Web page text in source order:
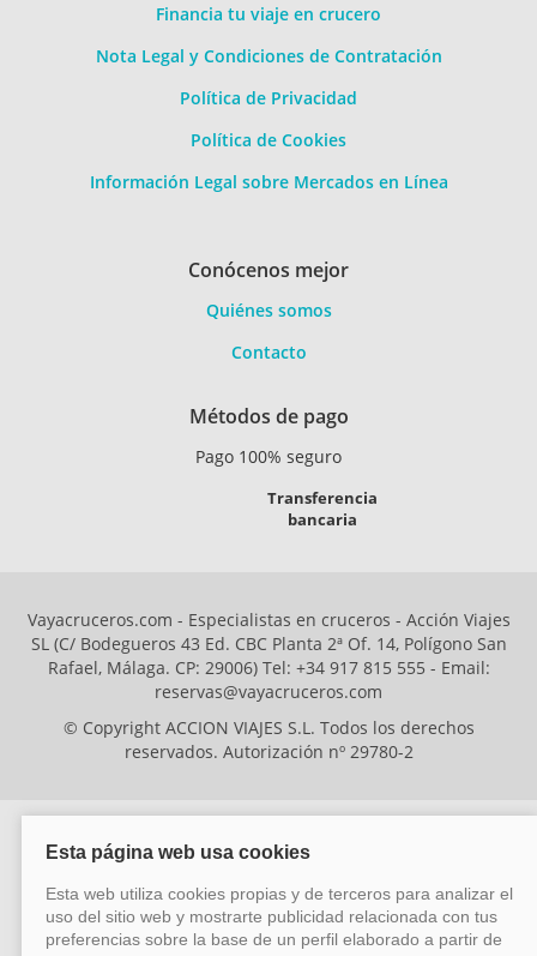
Financia tu viaje en crucero
Nota Legal y Condiciones de Contratación
Política de Privacidad
Política de Cookies
Información Legal sobre Mercados en Línea
Conócenos mejor
Quiénes somos
Contacto
Métodos de pago
Pago 100% seguro
Transferencia
bancaria
Vayacruceros.com - Especialistas en cruceros - Acción Viajes
SL (C/ Bodegueros 43 Ed. CBC Planta 2ª Of. 14, Polígono San
Rafael, Málaga. CP: 29006) Tel: +34 917 815 555 - Email:
reservas@vayacruceros.com
© Copyright ACCION VIAJES S.L. Todos los derechos
reservados. Autorización nº 29780-2
ACCION VIAJES SL ha sido beneficiaria del Fondo Europeo de Desarrollo